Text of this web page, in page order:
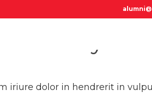
The Way
iriure dolor in hendrerit in